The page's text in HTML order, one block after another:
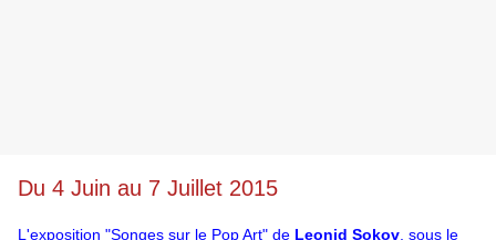
Du 4 Juin au 7 Juillet 2015
L'exposition "Songes sur le Pop Art" de Leonid Sokov , sous le